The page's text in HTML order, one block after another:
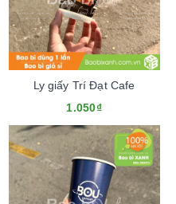
Ly giấy Trí Đạt Cafe
1.050₫